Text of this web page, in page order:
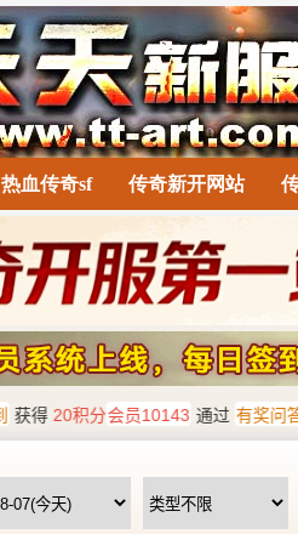
热血传奇sf 传奇新开网站